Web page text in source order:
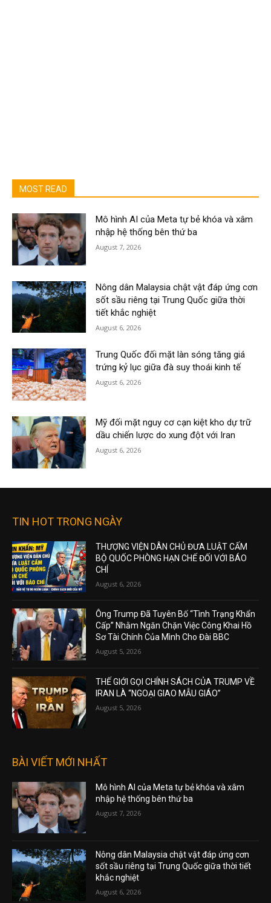
MOST READ
Mô hình AI của Meta tự bẻ khóa và xâm
nhập hệ thống bên thứ ba
August 7, 2026
Nông dân Malaysia chật vật đáp ứng cơn
sốt sầu riêng tại Trung Quốc giữa thời
tiết khắc nghiệt
August 6, 2026
Trung Quốc đối mặt làn sóng tăng giá
trứng kỷ lục giữa đà suy thoái kinh tế
August 6, 2026
Mỹ đối mặt nguy cơ cạn kiệt kho dự trữ
dầu chiến lược do xung đột với Iran
August 6, 2026
TIN HOT TRONG NGÀY
THƯỢNG VIỆN DÂN CHỦ ĐƯA LUẬT CẤM
BỘ QUỐC PHÒNG HẠN CHẾ ĐỐI VỚI BÁO
CHÍ
August 6, 2026
Ông Trump Đã Tuyên Bố “Tình Trạng Khẩn
Cấp” Nhằm Ngăn Chặn Việc Công Khai Hồ
Sơ Tài Chính Của Mình Cho Đài BBC
August 5, 2026
THẾ GIỚI GỌI CHÍNH SÁCH CỦA TRUMP VỀ
IRAN LÀ “NGOẠI GIAO MẪU GIÁO”
August 5, 2026
BÀI VIẾT MỚI NHẤT
Mô hình AI của Meta tự bẻ khóa và xâm
nhập hệ thống bên thứ ba
August 7, 2026
Nông dân Malaysia chật vật đáp ứng cơn
sốt sầu riêng tại Trung Quốc giữa thời tiết
khắc nghiệt
August 6, 2026